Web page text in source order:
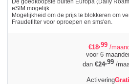
De goedkoopste buiten Europa (Daily
eSIM mogelijk.
Mogelijkheid om de prijs te blokkeren om
Fraudefilter voor oproepen en sms'en.
€18,99 /
voor 6
dan €24,99/
Activering